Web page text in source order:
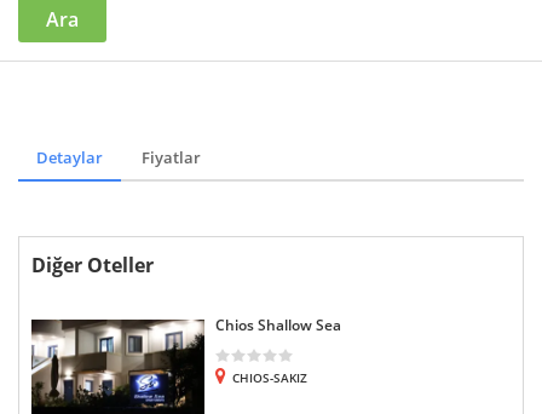
Ara
Detaylar Fiyatlar
Diğer Oteller
Chios Shallow Sea
CHIOS-SAKIZ